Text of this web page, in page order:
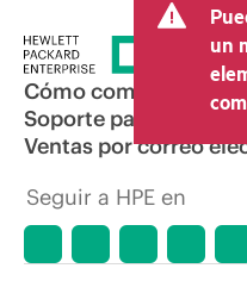
un
Cómo comprar
Soporte para
Ventas por correo
Seguir a HPE en